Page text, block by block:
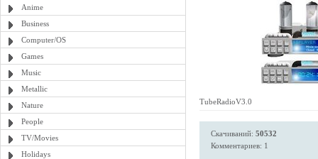
Anime
Business
Computer/OS
Games
Music
Metallic
Nature
People
TV/Movies
Holidays
TubeRadioV3.0
Скачиваний: 50532
Комментариев: 1